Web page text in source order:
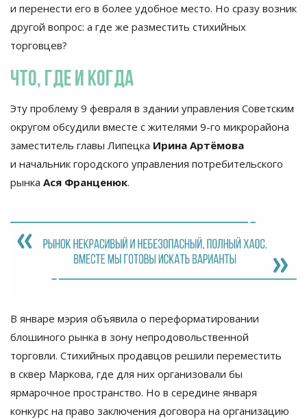
и перенести его в более удобное место. Но сразу возник
другой вопрос: а где же разместить стихийных
торговцев?
Что, где и когда
Эту проблему 9 февраля в здании управления Советским
округом обсудили вместе с жителями 9-го микрорайона
заместитель главы Липецка Ирина Артёмова
и начальник городского управления потребительского
рынка Ася Франценюк.
В январе мэрия объявила о переформатировании
блошиного рынка в зону непродовольственной
торговли. Стихийных продавцов решили переместить
в сквер Маркова, где для них организовали бы
ярмарочное пространство. Но в середине января
конкурс на право заключения договора на организацию